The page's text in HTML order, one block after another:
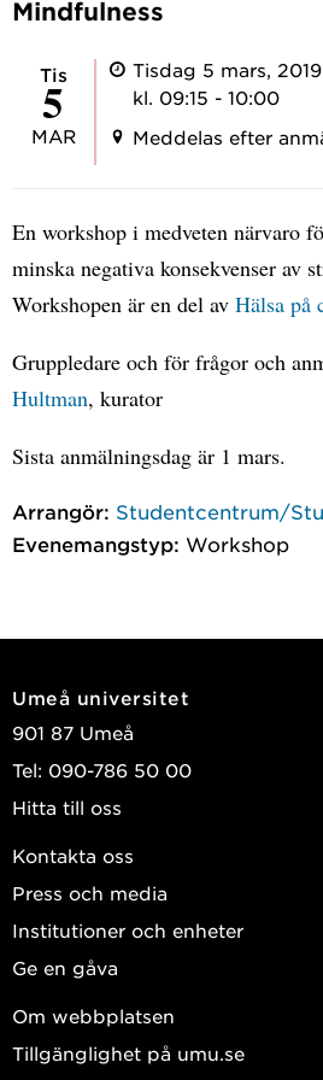
Mindfulness
tis
5
MAR
Tisdag 5 mars, 2019
kl. 09:15 - 10:00
Meddelas efter
En workshop i medveten närvaro
minska negativa konsekvenser av
Workshopen är en del av Hälsa på
Gruppledare och för frågor och
Hultman, kurator
Sista anmälningsdag är 1 mars.
Arrangör: Studentcentrum/
Evenemangstyp: Workshop
Umeå universitet
901 87 Umeå
Tel: 090-786 50 00
Hitta till oss
Kontakta oss
Press och media
Institutioner och enheter
Ge en gåva
Om webbplatsen
Tillgänglighet på umu.se